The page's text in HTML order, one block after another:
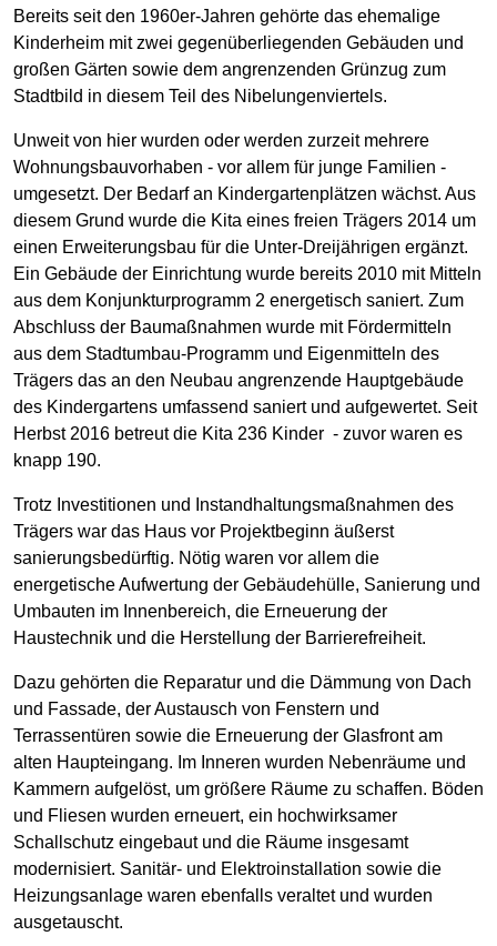
Bereits seit den 1960er-Jahren gehörte das ehemalige
Kinderheim mit zwei gegenüberliegenden Gebäuden und
großen Gärten sowie dem angrenzenden Grünzug zum
Stadtbild in diesem Teil des Nibelungenviertels.
Unweit von hier wurden oder werden zurzeit mehrere
Wohnungs­bau­vorhaben - vor allem für junge Familien -
umgesetzt. Der Bedarf an Kindergartenplätzen wächst. Aus
diesem Grund wurde die Kita eines freien Trägers 2014 um
einen Erweiterungsbau für die Unter-Dreijährigen ergänzt.
Ein Gebäude der Einrichtung wurde bereits 2010 mit Mitteln
aus dem Konjunkturprogramm 2 energetisch saniert. Zum
Abschluss der Baumaßnahmen wurde mit Fördermitteln
aus dem Stadtumbau-Programm und Eigenmitteln des
Trägers das an den Neubau angrenzende Hauptgebäude
des Kindergartens umfassend saniert und aufgewertet. Seit
Herbst 2016 betreut die Kita 236 Kinder - zuvor waren es
knapp 190.
Trotz Investitionen und Instandhaltungs­maßnahmen des
Trägers war das Haus vor Projektbeginn äußerst
sanierungsbedürftig. Nötig waren vor allem die
energetische Aufwertung der Gebäudehülle, Sanierung und
Umbauten im Innenbereich, die Erneuerung der
Haustechnik und die Herstellung der Barrierefreiheit.
Dazu gehörten die Reparatur und die Dämmung von Dach
und Fassade, der Austausch von Fenstern und
Terrassentüren sowie die Erneuerung der Glasfront am
alten Haupteingang. Im Inneren wurden Nebenräume und
Kammern aufgelöst, um größere Räume zu schaffen. Böden
und Fliesen wurden erneuert, ein hochwirksamer
Schallschutz eingebaut und die Räume insgesamt
modernisiert. Sanitär- und Elektroinstallation sowie die
Heizungsanlage waren ebenfalls veraltet und wurden
ausgetauscht.